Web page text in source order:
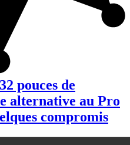
pouces de
alternative au Pro
compromis